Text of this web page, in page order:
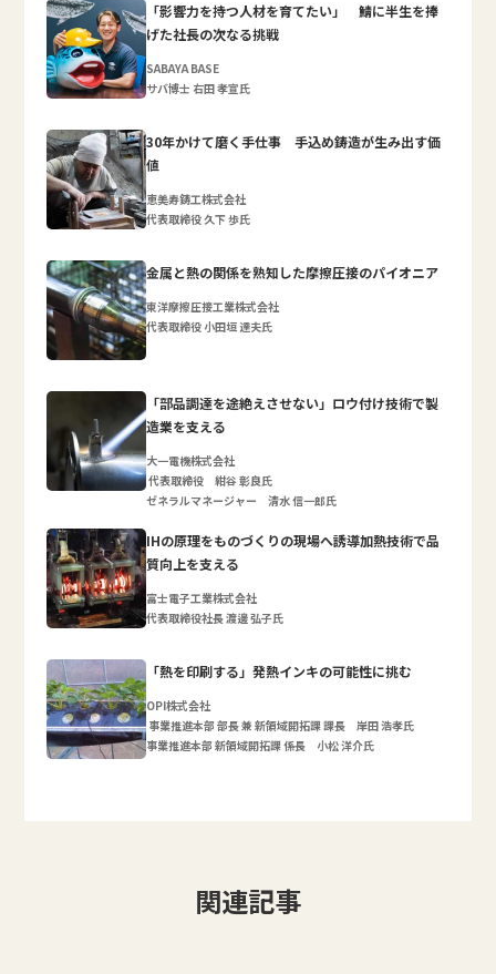
「影響力を持つ人材を育てたい」 鯖に半生を捧
げた社長の次なる挑戦
SABAYA BASE
サバ博士 右田 孝宣氏
30年かけて磨く手仕事 手込め鋳造が生み出す価
値
恵美寿鋳工株式会社
代表取締役 久下 歩氏
金属と熱の関係を熟知した摩擦圧接のパイオニア
東洋摩擦圧接工業株式会社
代表取締役 小田垣 達夫氏
「部品調達を途絶えさせない」ロウ付け技術で製
造業を支える
大一電機株式会社
代表取締役 紺谷 彰良氏
ゼネラルマネージャー 清水 信一郎氏
IHの原理をものづくりの現場へ誘導加熱技術で品
質向上を支える
富士電子工業株式会社
代表取締役社長 渡邊 弘子氏
「熱を印刷する」発熱インキの可能性に挑む
OPI株式会社
事業推進本部 部長 兼 新領域開拓課 課長 岸田 浩孝氏
事業推進本部 新領域開拓課 係長 小松 洋介氏
関連記事